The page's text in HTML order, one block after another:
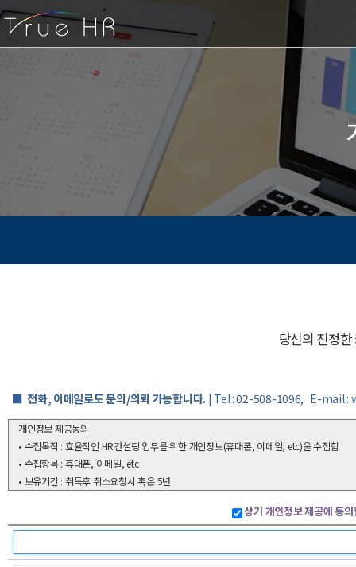
당신의 진정
■전화, 이메일로도 문의/의뢰 가능합니다. | Tel : 02-508-1096, E-mail :
상기 개인정보 제공에 동